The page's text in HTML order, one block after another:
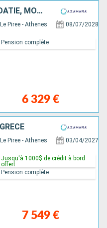
TURQUIE, GRÈCE, ITALIE, CROATIE, MONTÉNÉGRO
Le Piree - Athenes 08/07/2028
6 329 €
Pension complète
Le Piree - Athenes 03/04/2027
7 549 €
Jusqu'à 1000$ de crédit à bord
offert
Pension complète